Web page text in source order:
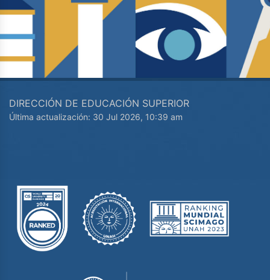
DIRECCIÓN DE EDUCACIÓN SUPERIOR
Última actualización: 30 Jul 2026, 10:39 am